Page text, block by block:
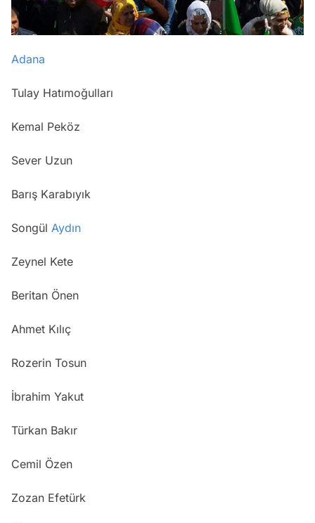
Adana
Tulay Hatımoğulları
Kemal Peköz
Sever Uzun
Barış Karabıyık
Songül Aydın
Zeynel Kete
Beritan Önen
Ahmet Kılıç
Rozerin Tosun
İbrahim Yakut
Türkan Bakır
Cemil Özen
Zozan Efetürk